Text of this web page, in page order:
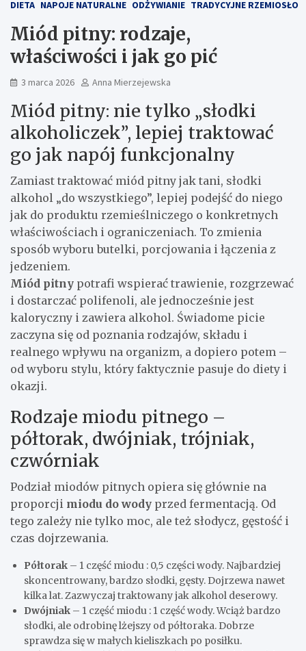
DIETA NAPOJE NATURALNE ODŻYWIANIE TRADYCYJNE RZEMIOSŁO
Miód pitny: rodzaje,
właściwości i jak go pić
3 marca 2026 Anna Mierzejewska
Miód pitny: nie tylko „słodki
alkoholiczek”, lepiej traktować
go jak napój funkcjonalny
Zamiast traktować miód pitny jak tani, słodki
alkohol „do wszystkiego”, lepiej podejść do niego
jak do produktu rzemieślniczego o konkretnych
właściwościach i ograniczeniach. To zmienia
sposób wyboru butelki, porcjowania i łączenia z
jedzeniem.
Miód pitny potrafi wspierać trawienie, rozgrzewać
i dostarczać polifenoli, ale jednocześnie jest
kaloryczny i zawiera alkohol. Świadome picie
zaczyna się od poznania rodzajów, składu i
realnego wpływu na organizm, a dopiero potem –
od wyboru stylu, który faktycznie pasuje do diety i
okazji.
Rodzaje miodu pitnego –
półtorak, dwójniak, trójniak,
czwórniak
Podział miodów pitnych opiera się głównie na
proporcji miodu do wody przed fermentacją. Od
tego zależy nie tylko moc, ale też słodycz, gęstość i
czas dojrzewania.
Półtorak – 1 część miodu : 0,5 części wody. Najbardziej
skoncentrowany, bardzo słodki, gęsty. Dojrzewa nawet
kilka lat. Zazwyczaj traktowany jak alkohol deserowy.
Dwójniak – 1 część miodu : 1 część wody. Wciąż bardzo
słodki, ale odrobinę lżejszy od półtoraka. Dobrze
sprawdza się w małych kieliszkach po posiłku.